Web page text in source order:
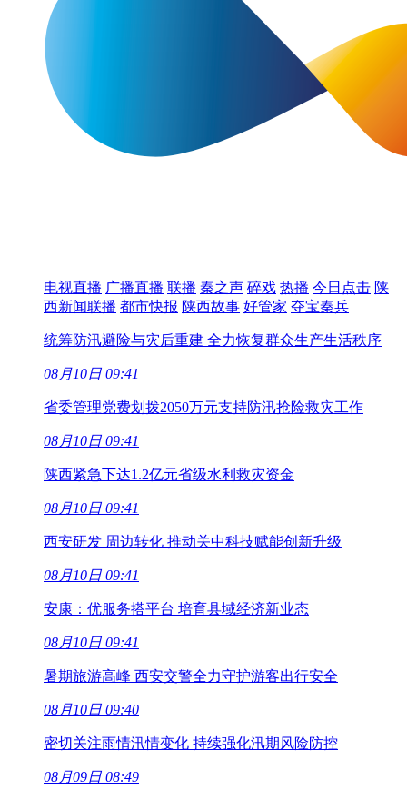
电视直播 广播直播 联播 秦之声 碎戏 热播 今日点击 陕
西新闻联播 都市快报 陕西故事 好管家 夺宝秦兵
统筹防汛避险与灾后重建 全力恢复群众生产生活秩序
08月10日 09:41
省委管理党费划拨2050万元支持防汛抢险救灾工作
08月10日 09:41
陕西紧急下达1.2亿元省级水利救灾资金
08月10日 09:41
西安研发 周边转化 推动关中科技赋能创新升级
08月10日 09:41
安康：优服务搭平台 培育县域经济新业态
08月10日 09:41
暑期旅游高峰 西安交警全力守护游客出行安全
08月10日 09:40
密切关注雨情汛情变化 持续强化汛期风险防控
08月09日 08:49